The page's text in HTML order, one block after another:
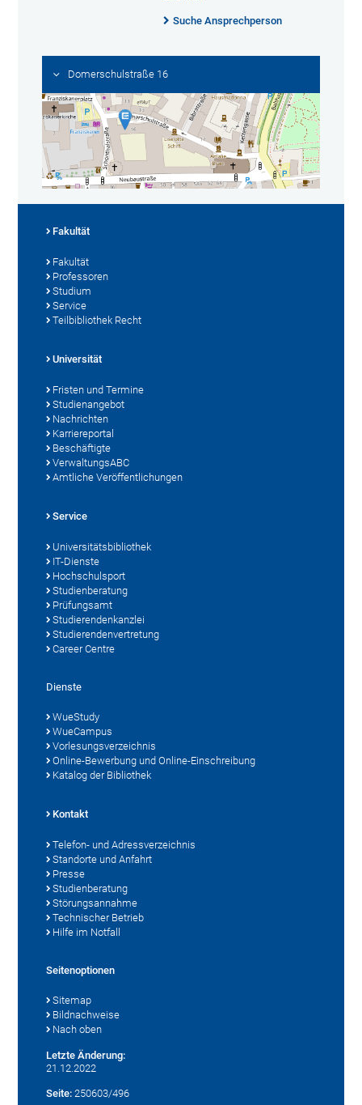
Suche Ansprechperson
Domerschulstraße 16
Fakultät
Fakultät
Professoren
Studium
Service
Teilbibliothek Recht
Universität
Fristen und Termine
Studienangebot
Nachrichten
Karriereportal
Beschäftigte
VerwaltungsABC
Amtliche Veröffentlichungen
Service
Universitätsbibliothek
IT-Dienste
Hochschulsport
Studienberatung
Prüfungsamt
Studierendenkanzlei
Studierendenvertretung
Career Centre
Dienste
WueStudy
WueCampus
Vorlesungsverzeichnis
Online-Bewerbung und Online-Einschreibung
Katalog der Bibliothek
Kontakt
Telefon- und Adressverzeichnis
Standorte und Anfahrt
Presse
Studienberatung
Störungsannahme
Technischer Betrieb
Hilfe im Notfall
Seitenoptionen
Sitemap
Bildnachweise
Nach oben
Letzte Änderung:
21.12.2022
Seite: 250603/496